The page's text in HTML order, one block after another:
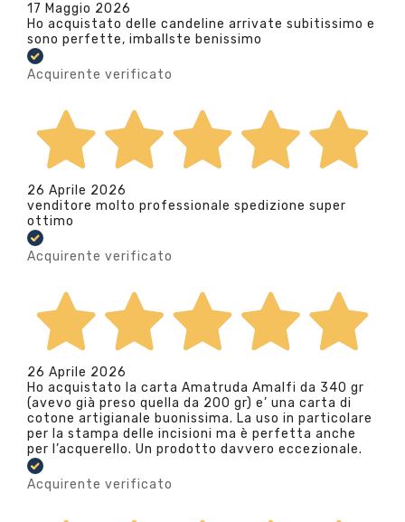
17 Maggio 2026
Ho acquistato delle candeline arrivate subitissimo e
sono perfette, imballste benissimo
Acquirente verificato
26 Aprile 2026
venditore molto professionale spedizione super
ottimo
Acquirente verificato
26 Aprile 2026
Ho acquistato la carta Amatruda Amalfi da 340 gr
(avevo già preso quella da 200 gr) e’ una carta di
cotone artigianale buonissima. La uso in particolare
per la stampa delle incisioni ma è perfetta anche
per l’acquerello. Un prodotto davvero eccezionale.
Acquirente verificato